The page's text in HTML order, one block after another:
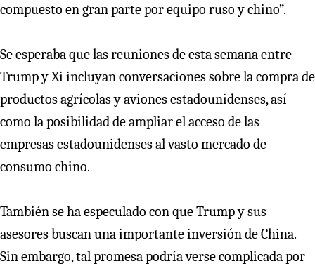
compuesto en gran parte por equipo ruso y chino”.
Se esperaba que las reuniones de esta semana entre
Trump y Xi incluyan conversaciones sobre la compra de
productos agrícolas y aviones estadounidenses, así
como la posibilidad de ampliar el acceso de las
empresas estadounidenses al vasto mercado de
consumo chino.
También se ha especulado con que Trump y sus
asesores buscan una importante inversión de China.
Sin embargo, tal promesa podría verse complicada por